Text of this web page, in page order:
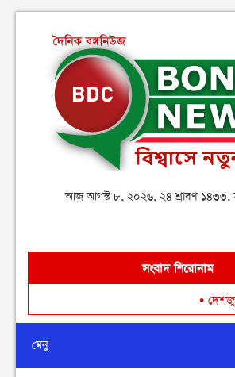
আজ আগস্ট ৮, ২০২৬, ২৪ শ্রাবণ
সংবাদ শিরোনাম
দেশজুড়ে মাদক
মেনু